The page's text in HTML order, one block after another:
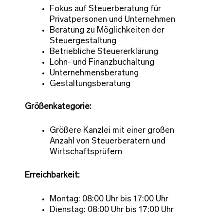
Fokus auf Steuerberatung für
Privatpersonen und Unternehmen
Beratung zu Möglichkeiten der
Steuergestaltung
Betriebliche Steuererklärung
Lohn- und Finanzbuchaltung
Unternehmensberatung
Gestaltungsberatung
Größenkategorie:
Größere Kanzlei mit einer großen
Anzahl von Steuerberatern und
Wirtschaftsprüfern
Erreichbarkeit:
Montag: 08:00 Uhr bis 17:00 Uhr
Dienstag: 08:00 Uhr bis 17:00 Uhr